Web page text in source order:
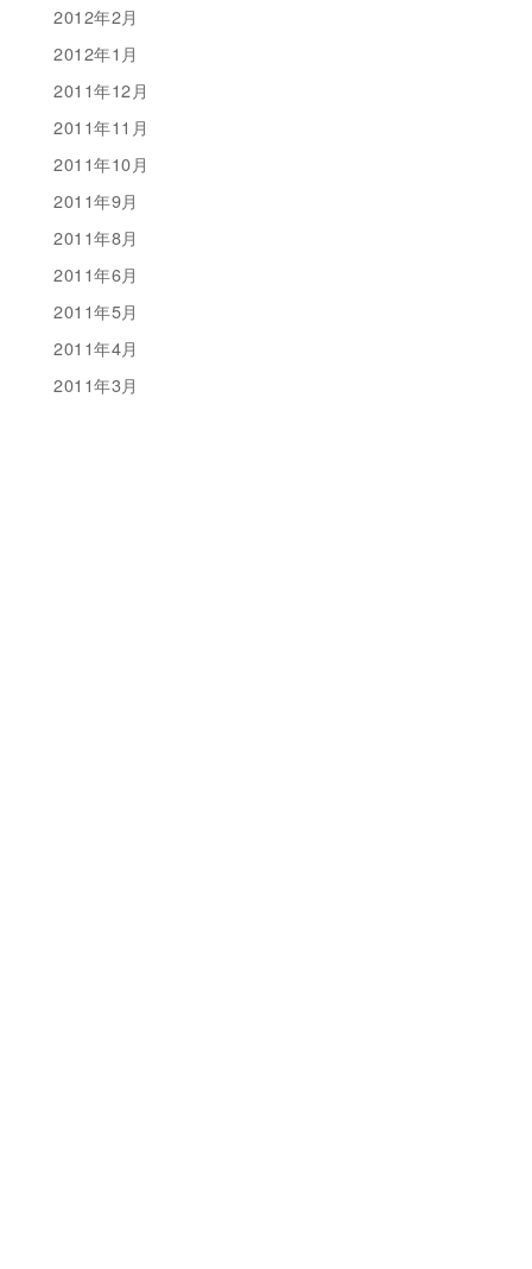
2012年2月
2012年1月
2011年12月
2011年11月
2011年10月
2011年9月
2011年8月
2011年6月
2011年5月
2011年4月
2011年3月